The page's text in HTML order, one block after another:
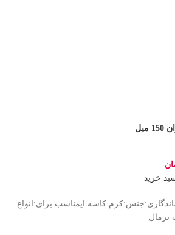
خرید
ماندگاری:جنس:کرم کاسه ایمناسب برای:انواع